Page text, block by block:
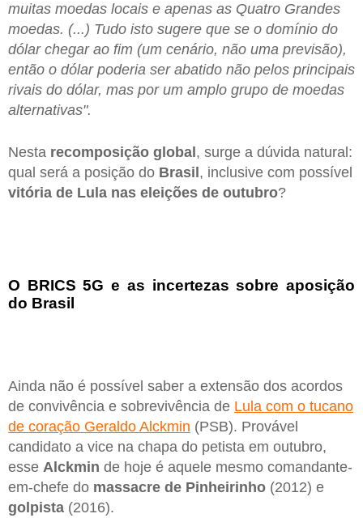
muitas moedas locais e apenas as Quatro Grandes
moedas. (...) Tudo isto sugere que se o domínio do
dólar chegar ao fim (um cenário, não uma previsão),
então o dólar poderia ser abatido não pelos principais
rivais do dólar, mas por um amplo grupo de moedas
alternativas".
Nesta recomposição global, surge a dúvida natural:
qual será a posição do Brasil, inclusive com possível
vitória de Lula nas eleições de outubro?
O BRICS 5G e as incertezas sobre aposição
do Brasil
Ainda não é possível saber a extensão dos acordos
de convivência e sobrevivência de Lula com o tucano
de coração Geraldo Alckmin (PSB). Provável
candidato a vice na chapa do petista em outubro,
esse Alckmin de hoje é aquele mesmo comandante-
em-chefe do massacre de Pinheirinho (2012) e
golpista (2016).